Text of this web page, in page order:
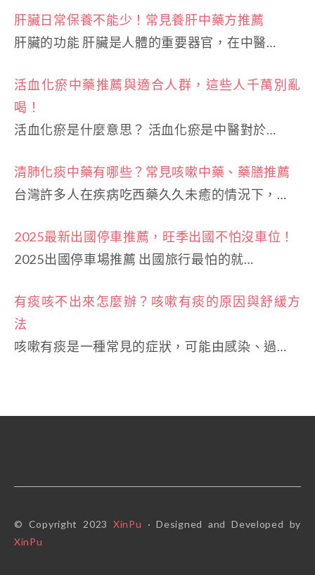
肝臟日常保養不能少！常見養肝中藥方推薦
肝臟的功能 肝臟是人體的重要器官，在中醫…
活血化瘀中藥推薦與適合人群，這些人千萬別亂
喝！
活血化瘀是什麼意思？ 活血化瘀是中醫對於…
清肺化痰中藥有哪些？常見咳嗽中藥、藥膳推薦
台灣許多人在疾病吃西藥久久未癒的情況下，…
2025最新出國停車推薦，旺季出國不怕沒車位！
2025出國停車場推薦 出國旅行最怕的就…
有痰咳不出來怎麼辦？咳嗽有痰的原因與舒緩方
法
咳嗽有痰是一種常見的症狀，可能由感染、過…
© Copyright 2023XinPu · Designed and Developed by
XinPu